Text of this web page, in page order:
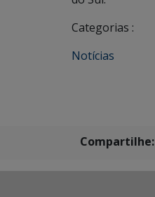
Categorias :
Notícias
Compartilhe: